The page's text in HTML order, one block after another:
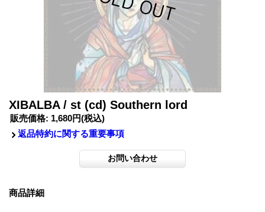
XIBALBA / st (cd) Southern lord
販売価格: 1,680円(税込)
返品特約に関する重要事項
商品詳細